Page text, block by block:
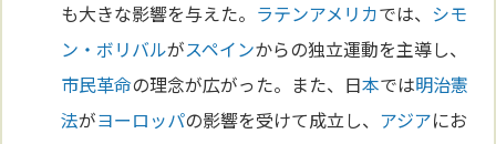
も大きな影響を与えた。 ラテンアメリカでは、 シモ
ン・ボリバルがスペインからの独立運動を主導し、
市民革命の理念が広がった。また、日本では明治憲
法がヨーロッパの影響を受けて成立し、 アジアにお